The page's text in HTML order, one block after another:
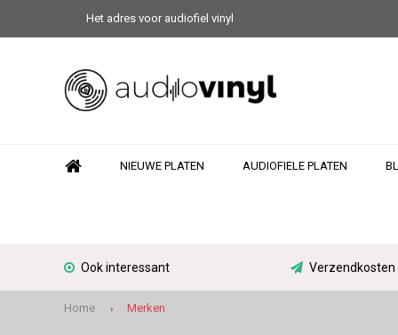
Het adres voor audiofiel vinyl
NIEUWE PLATEN AUDIOFIELE PLATEN
Ook interessant Verzendkosten
Home Merken